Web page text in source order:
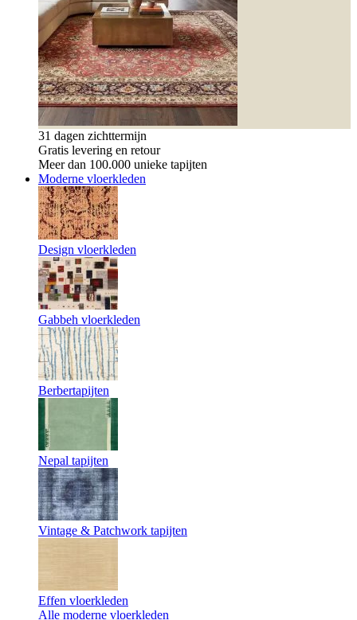
31 dagen zichttermijn
Gratis levering en retour
Meer dan 100.000 unieke tapijten
Moderne vloerkleden
Design vloerkleden
Gabbeh vloerkleden
Berbertapijten
Nepal tapijten
Vintage & Patchwork tapijten
Effen vloerkleden
Alle moderne vloerkleden